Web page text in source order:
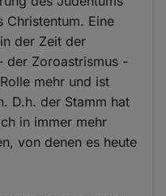
Christentum. Eine
der Zeit der
der Zoroastrismus -
mehr und ist
D.h. der Stamm hat
in immer mehr
von denen es heute